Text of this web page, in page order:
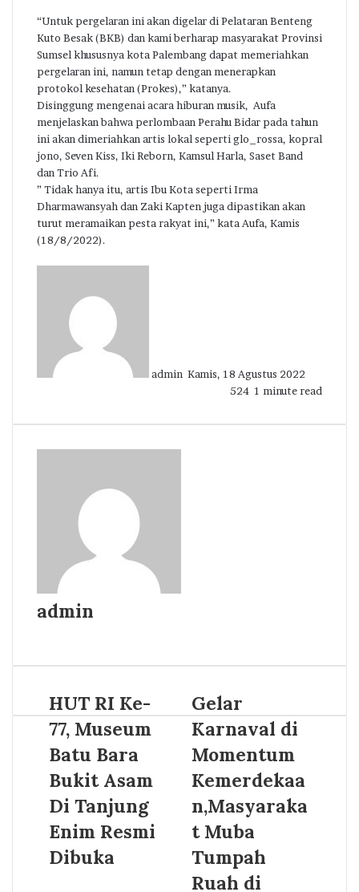
“Untuk pergelaran ini akan digelar di Pelataran Benteng
Kuto Besak (BKB) dan kami berharap masyarakat Provinsi
Sumsel khususnya kota Palembang dapat memeriahkan
pergelaran ini, namun tetap dengan menerapkan
protokol kesehatan (Prokes),” katanya.
Disinggung mengenai acara hiburan musik, Aufa
menjelaskan bahwa perlombaan Perahu Bidar pada tahun
ini akan dimeriahkan artis lokal seperti glo_rossa, kopral
jono, Seven Kiss, Iki Reborn, Kamsul Harla, Saset Band
dan Trio Afi.
” Tidak hanya itu, artis Ibu Kota seperti Irma
Dharmawansyah dan Zaki Kapten juga dipastikan akan
turut meramaikan pesta rakyat ini,” kata Aufa, Kamis
(18/8/2022).
admin Kamis, 18 Agustus 2022
524 1 minute read
admin
HUT RI Ke-
77, Museum
Batu Bara
Bukit Asam
Di Tanjung
Enim Resmi
Dibuka
Gelar
Karnaval di
Momentum
Kemerdekaa
n,Masyaraka
t Muba
Tumpah
Ruah di